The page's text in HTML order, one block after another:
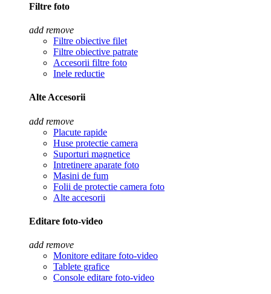
Filtre foto
add remove
Filtre obiective filet
Filtre obiective patrate
Accesorii filtre foto
Inele reductie
Alte Accesorii
add remove
Placute rapide
Huse protectie camera
Suporturi magnetice
Intretinere aparate foto
Masini de fum
Folii de protectie camera foto
Alte accesorii
Editare foto-video
add remove
Monitore editare foto-video
Tablete grafice
Console editare foto-video